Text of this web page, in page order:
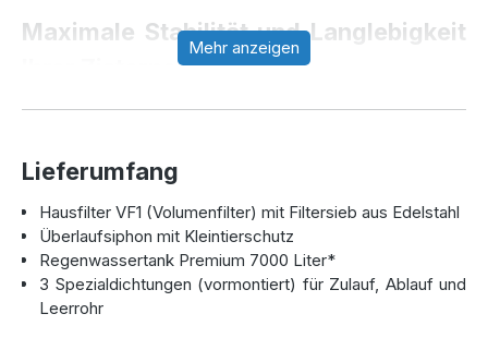
Maximale Stabilität und Langlebigkeit
Hergestellt aus hochwertigem Polyethylen und ohne
wasserdicht, sondern auch äußerst widerstandsfähig
gegen Belastungen. Dank ihres Sickenprofils und der
monolithischen Bauweise trotzt sie
Grundwasseraufkommen und bleibt selbst unter
schwierigen Bedingungen stabil. Der Hersteller
unterstreicht die Qualität dieser Zisterne mit einer
beeindruckenden 50-Jahres-Materialgarantie.
Mehr anzeigen
Lieferumfang
Hausfilter VF1 (Volumenfilter) mit Filtersieb aus Edelstahl
Überlaufsiphon mit Kleintierschutz
Regenwassertank Premium 7000 Liter*
3 Spezialdichtungen (vormontiert) für Zulauf, Ablauf und
Leerrohr